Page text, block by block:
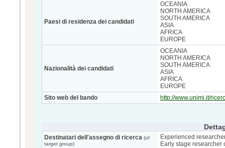
Paesi di residenza dei candidati
OCEANIA
NORTH AMERICA
SOUTH AMERICA
ASIA
AFRICA
EUROPE
Nazionalità dei candidati
OCEANIA
NORTH AMERICA
SOUTH AMERICA
ASIA
AFRICA
EUROPE
Sito web del bando
http://www.unimi.it/
Destinatari dell'assegno di ricerca (of
target group)
Experienced
Early stage researcher